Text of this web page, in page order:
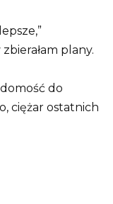
plany.
do
ciężar ostatnich